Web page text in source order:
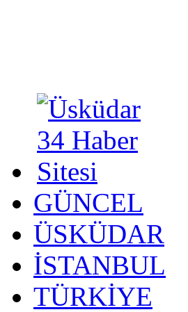
GÜNCEL
ÜSKÜDAR
İSTANBUL
TÜRKİYE